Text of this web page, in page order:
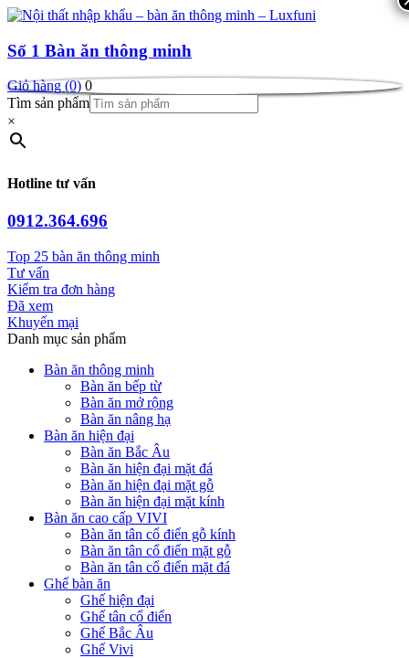
Số 1 Bàn ăn thông minh
Giỏ hàng (0) 0
Tìm sản phẩm
×
Hotline tư vấn
0912.364.696
Top 25 bàn ăn thông minh
Tư vấn
Kiểm tra đơn hàng
Đã xem
Khuyến mại
Danh mục sản phẩm
Bàn ăn thông minh
Bàn ăn bếp từ
Bàn ăn mở rộng
Bàn ăn nâng hạ
Bàn ăn hiện đại
Bàn ăn Bắc Âu
Bàn ăn hiện đại mặt đá
Bàn ăn hiện đại mặt gỗ
Bàn ăn hiện đại mặt kính
Bàn ăn cao cấp VIVI
Bàn ăn tân cổ điển gỗ kính
Bàn ăn tân cổ điển mặt gỗ
Bàn ăn tân cổ điển mặt đá
Ghế bàn ăn
Ghế hiện đại
Ghế tân cổ điển
Ghế Bắc Âu
Ghế Vivi